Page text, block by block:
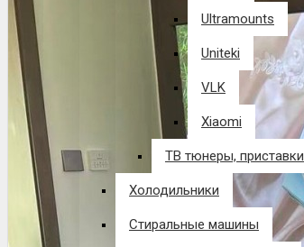
Ultramounts
Uniteki
VLK
Xiaomi
ТВ тюнеры, приставки
Холодильники
Стиральные машины